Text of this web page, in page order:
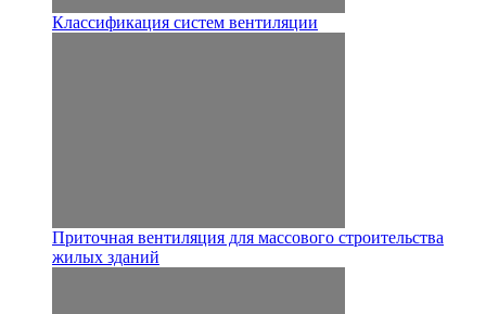
Классификация систем вентиляции
Приточная вентиляция для массового строительства
жилых зданий